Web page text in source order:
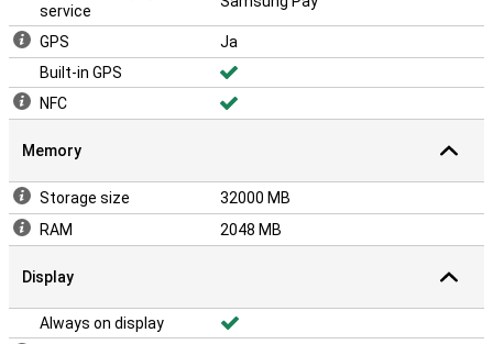
service
GPS
Ja
Built-in GPS
NFC
Memory
Storage size
32000 MB
RAM
2048 MB
Display
Always on display